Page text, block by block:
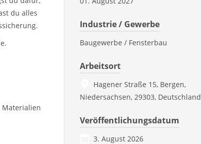
du alles
Materialien
Industrie / Gewerbe
Baugewerbe / Fensterbau
Arbeitsort
Hagener Straße 15, Bergen,
Niedersachsen, 29303, Deutschland
Veröffentlichungsdatum
3. August 2026